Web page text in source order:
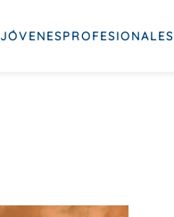
JÓVENESPROFESIONALES